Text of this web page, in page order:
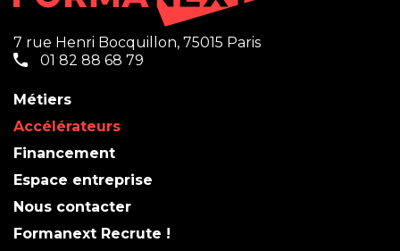
7 rue Henri Bocquillon, 75015 Paris
01 82 88 68 79
Métiers
Accélérateurs
Financement
Espace entreprise
Nous contacter
Formanext Recrute !